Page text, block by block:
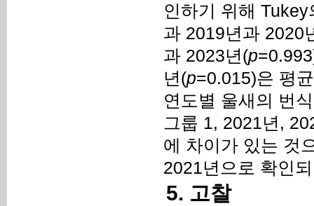
인하기 위해
과 2019년과 2020
과 2023년(p
년(p=0.015)은 평
연도별 울새의 번
그룹 1, 2021년,
에 차이가 있는 것
2021년으로 확인
5. 고찰